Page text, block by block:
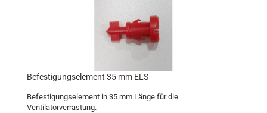
Befestigungselement 35 mm ELS
Befestigungselement in 35 mm Länge für die
Ventilatorverrastung.